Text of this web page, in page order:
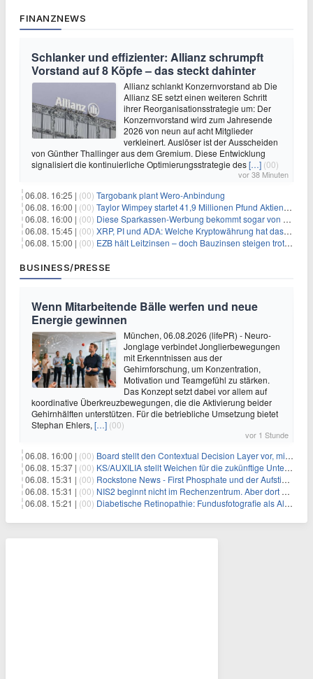
FINANZNEWS
Schlanker und effizienter: Allianz schrumpft
Vorstand auf 8 Köpfe – das steckt dahinter
Allianz schlankt Konzernvorstand ab Die
Allianz SE setzt einen weiteren Schritt
ihrer Reorganisationsstrategie um: Der
Konzernvorstand wird zum Jahresende
2026 von neun auf acht Mitglieder
verkleinert. Auslöser ist der Ausscheiden
von Günther Thallinger aus dem Gremium. Diese Entwicklung
signalisiert die kontinuierliche Optimierungsstrategie des[…] (00)
vor 38 Minuten
06.08. 16:25 | (00) Targobank plant Wero-Anbindung
06.08. 16:00 | (00) Taylor Wimpey startet 41,9 Millionen Pfund Aktienrückkauf – was Anleger wissen müssen
06.08. 16:00 | (00) Diese Sparkassen-Werbung bekommt sogar von der Konkurrenz Lob
06.08. 15:45 | (00) XRP, PI und ADA: Welche Kryptowährung hat das größte Potenzial im nächsten Bullenmarkt?
06.08. 15:00 | (00) EZB hält Leitzinsen – doch Bauzinsen steigen trotzdem: Das Nahost-Problem für Immobilienkäufer
BUSINESS/PRESSE
Wenn Mitarbeitende Bälle werfen und neue
Energie gewinnen
München, 06.08.2026 (lifePR) - Neuro-
Jonglage verbindet Jonglierbewegungen
mit Erkenntnissen aus der
Gehirnforschung, um Konzentration,
Motivation und Teamgefühl zu stärken.
Das Konzept setzt dabei vor allem auf
koordinative Überkreuzbewegungen, die die Aktivierung beider
Gehirnhälften unterstützen. Für die betriebliche Umsetzung bietet
Stephan Ehlers, […] (00)
vor 1 Stunde
06.08. 16:00 | (00) Board stellt den Contextual Decision Layer vor, mit dem Unternehmensdaten und KI-Investitionen in intelligentere Geschäftsentscheidungen umgesetzt wer
06.08. 15:37 | (00) KS/AUXILIA stellt Weichen für die zukünftige Unternehmensführung
06.08. 15:31 | (00) Rockstone News - First Phosphate und der Aufstieg der nordamerikanischen Batterie-Unabhängigkeit: Die Entstehung des Battery Valley in Québec
06.08. 15:31 | (00) NIS2 beginnt nicht im Rechenzentrum. Aber dort endet sie auch nicht.
06.08. 15:21 | (00) Diabetische Retinopathie: Fundusfotografie als Alternative zur Ophthalmoskopie